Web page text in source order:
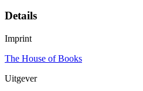
Details
Imprint
The House of Books
Uitgever